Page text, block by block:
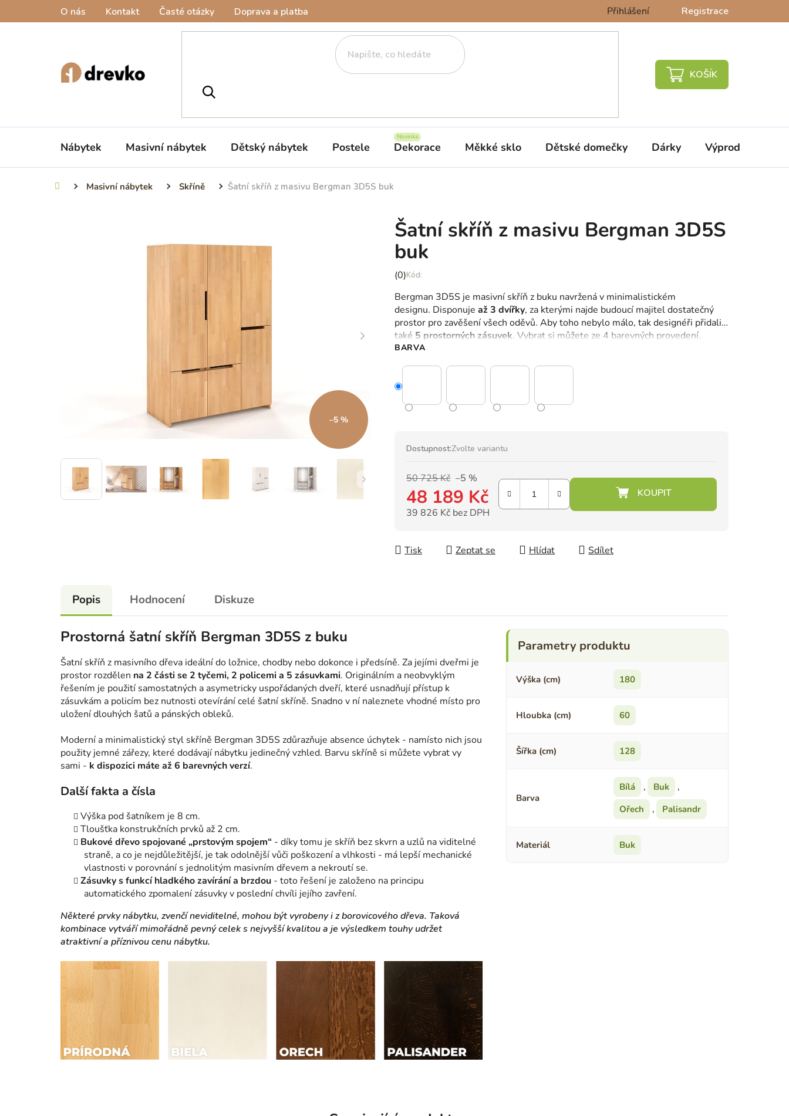
O nás Kontakt Časté otázky Doprava a platba Přihlášení Registrace
NÁKUPNÍ
Nábytek Masivní nábytek Dětský nábytek Postele Dekorace Měkké sklo Dětské domečky Dárky Výprodej %
Domů Masivní nábytek Skříně Šatní skříň z masivu Bergman 3D5S buk
Šatní skříň z masivu Bergman 3D5S
buk
Průměrné
produktu
je
0,0
z
5
hvězdiček.
(0)
Bergman 3D5S je masivní skříň z buku navržená v minimalistickém
designu. Disponuje až 3 dvířky, za kterými najde budoucí majitel dostatečný
prostor pro zavěšení všech oděvů. Aby toho nebylo málo, tak designéři přidali
také 5 prostorných zásuvek. Vybrat si můžete ze 4 barevných provedení.
BARVA
Dostupnost:Zvolte variantu
50 725 Kč –5 %
48 189 Kč
39 826 Kč bez DPH
Tisk
Zeptat se Hlídat Sdílet
–5 %
Popis Hodnocení Diskuze
Prostorná šatní skříň Bergman 3D5S z buku
Šatní skříň z masivního dřeva ideální do ložnice, chodby nebo dokonce i předsíně. Za jejími dveřmi je
prostor rozdělen na 2 části se 2 tyčemi, 2 policemi a 5 zásuvkami. Originálním a neobvyklým
řešením je použití samostatných a asymetricky uspořádaných dveří, které usnadňují přístup k
zásuvkám a policím bez nutnosti otevírání celé šatní skříně. Snadno v ní naleznete vhodné místo pro
uložení dlouhých šatů a pánských obleků.
Moderní a minimalistický styl skříně Bergman 3D5S zdůrazňuje absence úchytek - namísto nich jsou
použity jemné zářezy, které dodávají nábytku jedinečný vzhled. Barvu skříně si můžete vybrat vy
sami - k dispozici máte až 6 barevných verzí.
Další fakta a čísla
Výška pod šatníkem je 8 cm.
Tloušťka konstrukčních prvků až 2 cm.
Bukové dřevo spojované „prstovým spojem“ - díky tomu je skříň bez skvrn a uzlů na viditelné
straně, a co je nejdůležitější, je tak odolnější vůči poškození a vlhkosti - má lepší mechanické
vlastnosti v porovnání s jednolitým masivním dřevem a nekroutí se.
Zásuvky s funkcí hladkého zavírání a brzdou - toto řešení je založeno na principu
automatického zpomalení zásuvky v poslední chvíli jejího zavření.
Některé prvky nábytku, zvenčí neviditelné, mohou být vyrobeny i z borovicového dřeva. Taková
kombinace vytváří mimořádně pevný celek s nejvyšší kvalitou a je výsledkem touhy udržet
atraktivní a příznivou cenu nábytku.
Výška (cm) 180
Hloubka (cm) 60
Šířka (cm) 128
Barva
Bílá , Buk
,
Ořech
, Palisandr
Materiál Buk